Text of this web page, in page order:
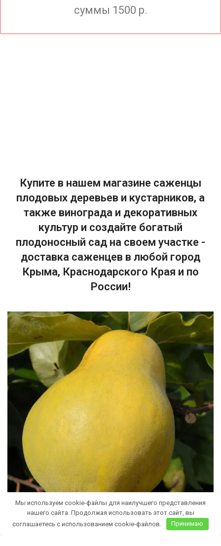
суммы 1500 р.
Купите в нашем магазине саженцы
плодовых деревьев и кустарников, а
также винограда и декоративных
культур и создайте богатый
плодоносный сад на своем участке -
доставка саженцев в любой город
Крыма, Краснодарского Края и по
России!
Мы используем cookie-файлы для наилучшего представления
нашего сайта. Продолжая использовать этот сайт, вы
соглашаетесь с использованием cookie-файлов.
Принимаю